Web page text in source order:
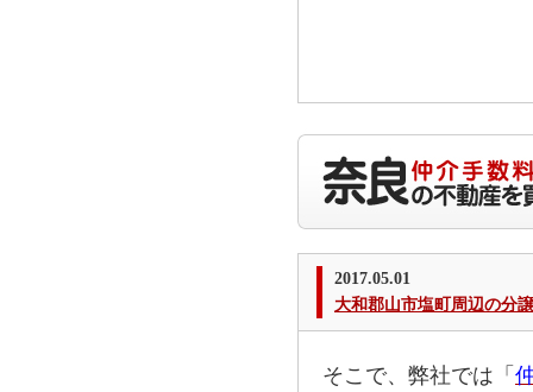
2017.05.01
大和郡山市塩町周辺の分
そこで、弊社では「